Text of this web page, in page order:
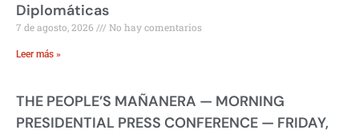
Diplomáticas
7 de agosto, 2026 No hay comentarios
Leer más »
THE PEOPLE’S MAÑANERA — MORNING
PRESIDENTIAL PRESS CONFERENCE — FRIDAY,